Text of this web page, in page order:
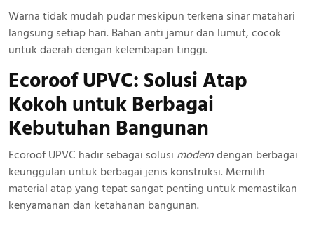
27,
2025
Warna tidak mudah pudar meskipun terkena sinar matahari
langsung setiap hari. Bahan anti jamur dan lumut, cocok
untuk daerah dengan kelembapan tinggi.
Ecoroof UPVC: Solusi Atap
Kokoh untuk Berbagai
Kebutuhan Bangunan
Ecoroof UPVC hadir sebagai solusi moderndengan berbagai
keunggulan untuk berbagai jenis konstruksi. Memilih
material atap yang tepat sangat penting untuk memastikan
kenyamanan dan ketahanan bangunan.